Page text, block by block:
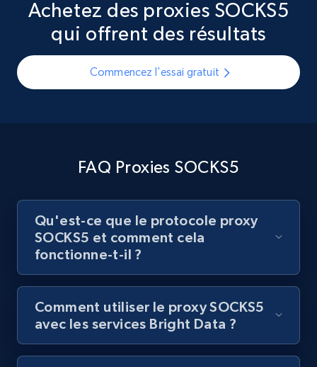
Achetez des proxies SOCKS5
qui offrent des résultats
Commencez l'essai gratuit
FAQ Proxies SOCKS5
Qu'est-ce que le protocole proxy
SOCKS5 et comment cela
fonctionne-t-il ?
Comment utiliser le proxy SOCKS5
avec les services Bright Data ?